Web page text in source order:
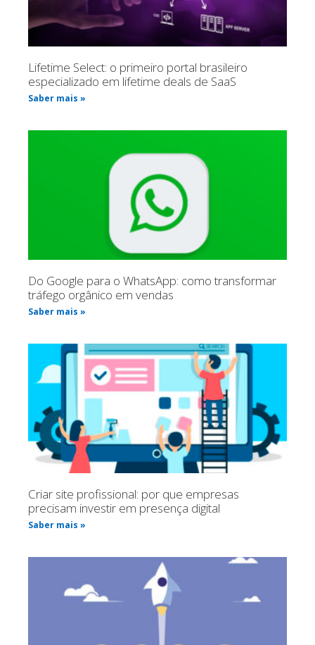
Lifetime Select: o primeiro portal brasileiro
especializado em lifetime deals de SaaS
Saber mais »
Do Google para o WhatsApp: como transformar
tráfego orgânico em vendas
Saber mais »
Criar site profissional: por que empresas
precisam investir em presença digital
Saber mais »